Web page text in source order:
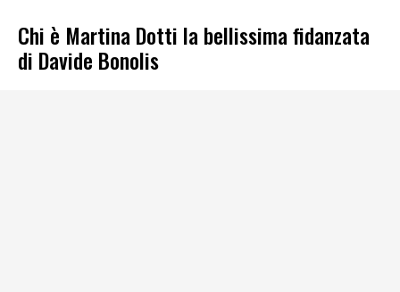
Chi è Martina Dotti la bellissima fidanzata
di Davide Bonolis